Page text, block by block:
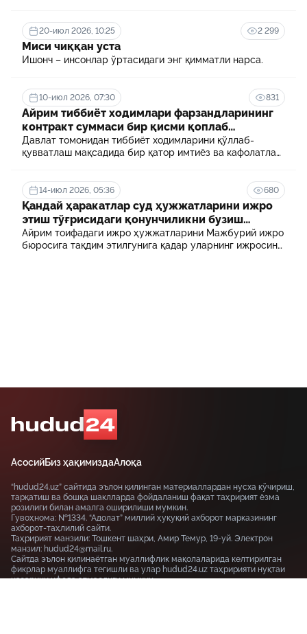
20-июл 2026, 10:25 2 299
Миси чиққан уста
Ишонч – инсонлар ўртасидаги энг қимматли нарса.
10-июл 2026, 07:30 831
Айрим тиббиёт ходимлари фарзандларининг
контракт суммаси бир қисми қоплаб
берилади
Давлат томонидан тиббиёт ходимларини қўллаб-
қувватлаш мақсадида бир қатор имтиёз ва кафолатлар
муассасасида ўқиш учун тўланадиган контракт
маблағининг бир қисмини қоплаб бериш тартибидир
14-июл 2026, 05:36 680
Қандай ҳаракатлар суд ҳужжатларини ижро
этиш тўғрисидаги қонунчиликни бузиш
ҳисобланади? 5 муҳим факт
Айрим тоифадаги ижро ҳужжатларини Мажбурий ижро
бюросига тақдим этилгунига қадар уларнинг ижросини
АсосийБиз ҳақимиздаАлоқа
“hudud24.uz” сайтида эълон қилинган материаллардан нусха кўчириш,
тарқатиш ва бошқа шаклларда фойдаланиш фақат таҳририят ёзма
розилиги билан амалга оширилиши мумкин.
Гувоҳнома: №1334. “Адолат” миллий ҳуқуқий ахборот марказининг
ахборот-таҳлилий сайти.
Таҳририят манзили: Тошкент шаҳри, Амир Темур, 19-уй. Электрон
манзил: hudud24@mail.ru.
Сайтда эълон қилинаётган муаллифлик мақолаларида келтирилган
фикрлар муаллифга тегишли ва улар hudud24.uz таҳририяти нуқтаи
назарини ифода этмаслиги мумкин.